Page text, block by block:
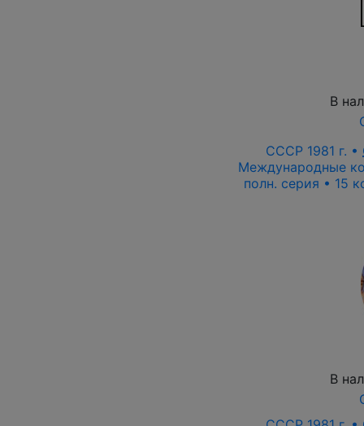
В
СССР 1981 г. •
Международные
полн. серия • 15
В